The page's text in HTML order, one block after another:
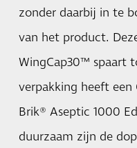
zonder daarbij in te
van het product.
WingCap30™ spaart
verpakking heeft een
Brik® Aseptic 1000
duurzaam zijn de